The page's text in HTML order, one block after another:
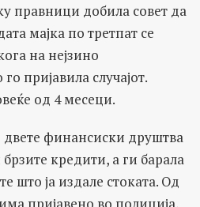
правници добила совет да
мајка по третпат се
на нејзино
пријавила случајот.
од 4 месеци.
финансиски друштва
кредити, а ги барала
што ја издале стоката. Од